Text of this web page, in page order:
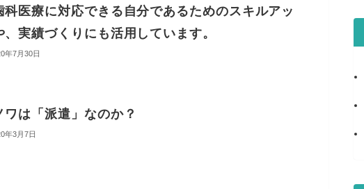
科医療に対応できる自分であるためのスキルアッ
、実績づくりにも活用しています。
年7月30日
ワは「派遣」なのか？
年3月7日